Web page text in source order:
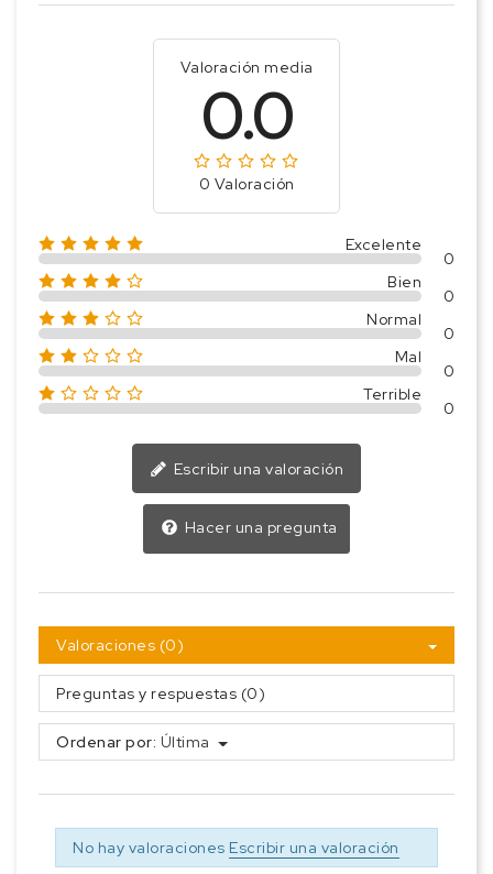
Valoración media
0.0
0 Valoración
Excelente
0
Bien
0
Normal
0
Mal
0
Terrible
0
Escribir una valoración
Hacer una pregunta
Valoraciones (0)
Preguntas y respuestas (0)
Ordenar por: Última
No hay valoraciones Escribir una valoración